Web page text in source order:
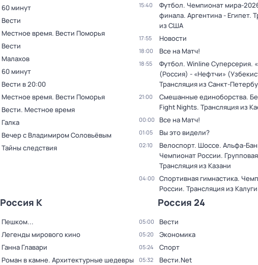
60 минут
Вести
Местное время. Вести Поморья
Вести
Малахов
60 минут
Вести в 20:00
Местное время. Вести Поморья
Вести. Местное время
Галка
Вечер с Владимиром Соловьёвым
Тайны следствия
15:40
Футбол. Чемпионат мира-
финала. Аргентина - Египет.
из США
17:55 Новости
18:00 Все на Матч!
18:55
Футбол. Winline Суперсерия.
(Россия) - «Нефтчи»
Трансляция из Санкт-
21:00
Смешанные единоборства.
Fight Nights. Трансляция из
00:00 Все на Матч!
01:05 Вы это видели?
02:10
Велоспорт. Шоссе. Альфа-
Чемпионат России.
Трансляция из Казани
04:00
Спортивная гимнастика.
России. Трансляция из Калуги
Россия К
Пешком...
Легенды мирового кино
Ганна Главари
Роман в камне. Архитектурные шедевры
Россия 24
05:00 Вести
05:20 Экономика
05:24 Спорт
05:32 Вести.Net